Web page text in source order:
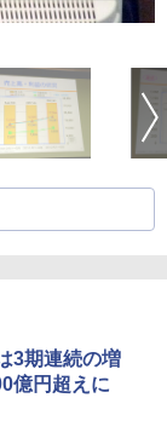
3期連続の増
億円超えに